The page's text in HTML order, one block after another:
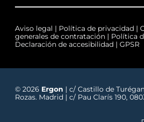
Aviso legal | Política de privacidad |
generales de contratación| Política
Declaración de accesibilidad| GPSR
© 2026 Ergon | c/ Castillo de
Rozas. Madrid | c/ Pau Clarís 190,